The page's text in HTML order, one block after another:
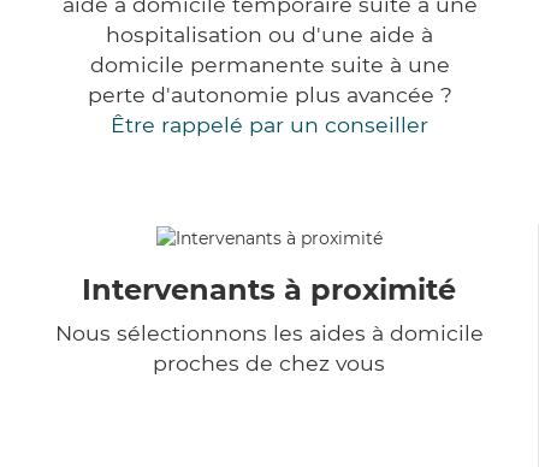
hospitalisation ou d'une aide à
domicile permanente suite à une
perte d'autonomie plus avancée ?
Être rappelé par un conseiller
Intervenants à proximité
Nous sélectionnons les aides à domicile
proches de chez vous